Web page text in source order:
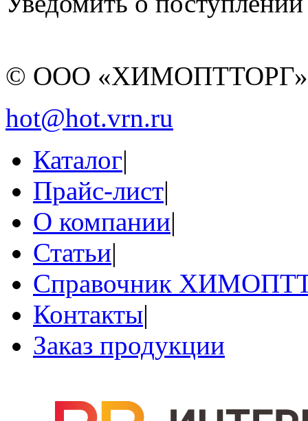
© ООО
hot@hot.vrn.ru
Каталог|
Прайс-лист|
О компании|
Статьи|
Справочник
Контакты|
Заказ продукции